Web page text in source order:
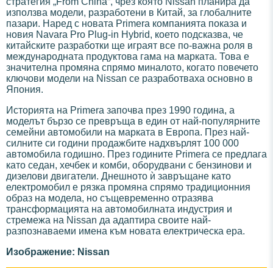
използва модели, разработени в Китай, за глобалните
пазари. Наред с новата Primera компанията показа и
новия Navara Pro Plug-in Hybrid, което подсказва, че
китайските разработки ще играят все по-важна роля в
международната продуктова гама на марката. Това е
значителна промяна спрямо миналото, когато повечето
ключови модели на Nissan се разработваха основно в
Япония.
Историята на Primera започва през 1990 година, а
моделът бързо се превръща в един от най-популярните
семейни автомобили на марката в Европа. През най-
силните си години продажбите надхвърлят 100 000
автомобила годишно. През годините Primera се предлага
като седан, хечбек и комби, оборудвани с бензинови и
дизелови двигатели. Днешното ѝ завръщане като
електромобил е рязка промяна спрямо традиционния
образ на модела, но същевременно отразява
трансформацията на автомобилната индустрия и
стремежа на Nissan да адаптира своите най-
разпознаваеми имена към новата електрическа ера.
Изображение: Nissan